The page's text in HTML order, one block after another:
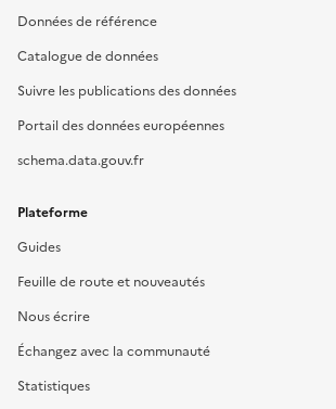
Données de référence
Catalogue de données
Suivre les publications des données
Portail des données européennes
schema.data.gouv.fr
Plateforme
Guides
Feuille de route et nouveautés
Nous écrire
Échangez avec la communauté
Statistiques